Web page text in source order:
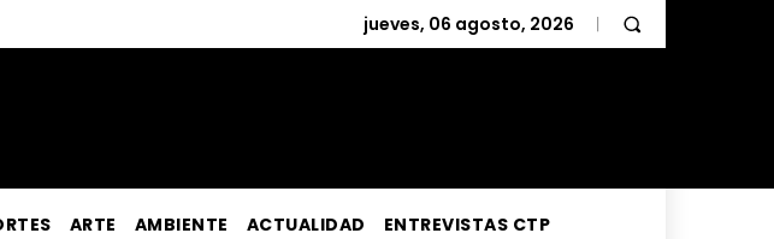
jueves, 06 agosto, 2026
ARTE AMBIENTE ACTUALIDAD ENTREVISTAS CTP